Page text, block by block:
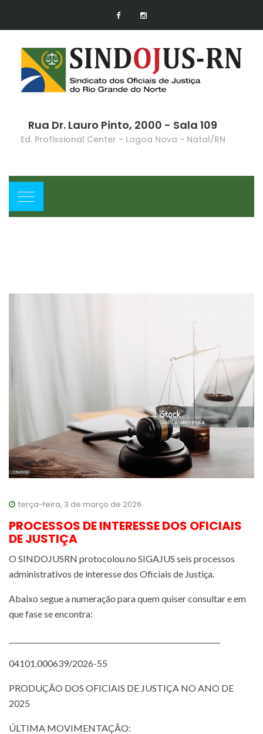
Rua Dr. Lauro Pinto, 2000 - Sala 109
Ed. Profissional Center - Lagoa Nova - Natal/RN
terça-feira, 3 de março de 2026.
PROCESSOS DE INTERESSE DOS OFICIAIS
DE JUSTIÇA
O SINDOJUSRN protocolou no SIGAJUS seis processos
administrativos de interesse dos Oficiais de Justiça.
Abaixo segue a numeração para quem quiser consultar e em
que fase se encontra:
04101.000639/2026-55
PRODUÇÃO DOS OFICIAIS DE JUSTIÇA NO ANO DE
2025
ÚLTIMA MOVIMENTAÇÃO: